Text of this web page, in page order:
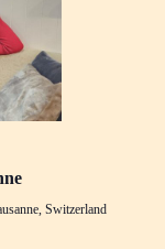
Switzerland